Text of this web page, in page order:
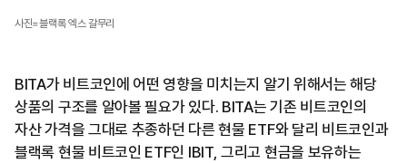
사진=블랙록 엑스 갈무리
BITA가 비트코인에 어떤 영향을 미치는지 알기 위해서는 해당
상품의 구조를 알아볼 필요가 있다. BITA는 기존 비트코인의
자산 가격을 그대로 추종하던 다른 현물 ETF와 달리 비트코인과
블랙록 현물 비트코인 ETF인 IBIT, 그리고 현금을 보유하는